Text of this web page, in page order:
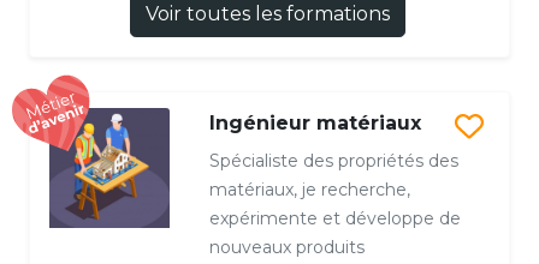
Voir toutes les formations
Ingénieur matériaux
Spécialiste des propriétés des
matériaux, je recherche,
expérimente et développe de
nouveaux produits